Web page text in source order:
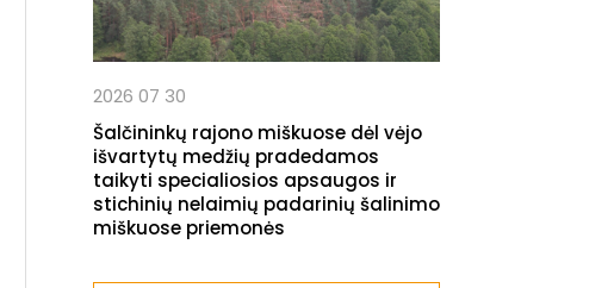
2026 07 30
Šalčininkų rajono miškuose dėl vėjo
išvartytų medžių pradedamos
taikyti specialiosios apsaugos ir
stichinių nelaimių padarinių šalinimo
miškuose priemonės